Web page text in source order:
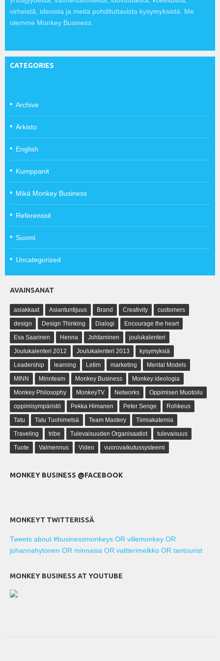
virheistä, ideoista ja meitä pohdituttavista kysymyksistä. Me
olemme Monkey Business.
CATEGORIES
Archive
Arkisto
English
Kumppanit
Mikä Monkey Business
Referenssit
Suomi
Uncategorized
AVAINSANAT
asiakkaat Asiantuntijuus Brand Creativity
customers
design
Design Thinking Dialogi
Encourage the heart
Esa Saarinen
Henna Johtaminen
joulukalenteri
Joulukalenteri 2012
Joulukalenteri 2013
kysymyksiä
Leadership
learning Letim marketing
Mental Models
MINN
Minnteam Monkey Business
Monkey ideologia
Monkey Philosophy
MonkeyTV Networks
Oppimisen Muotoilu
oppimisympäristö
Pekka Himanen Peter Senge
Rohkeus
Tatu
Tatu Tuohimetsä Team Mastery
Tiimiakatemia
Traveling
tribe Tulevaisuuden Organisaatiot
tulevaisuus
Tuote
Valmennus Video vuorovaikutussysteemi
MONKEY BUSINESS @FACEBOOK
MONKEYT TWITTERISSÄ
Tweets about #businessmonkeys OR villemonkey OR
johannahytonen OR minnaisa OR valtterimelkko OR tantourist
MONKEY BUSINESS AT YOUTUBE